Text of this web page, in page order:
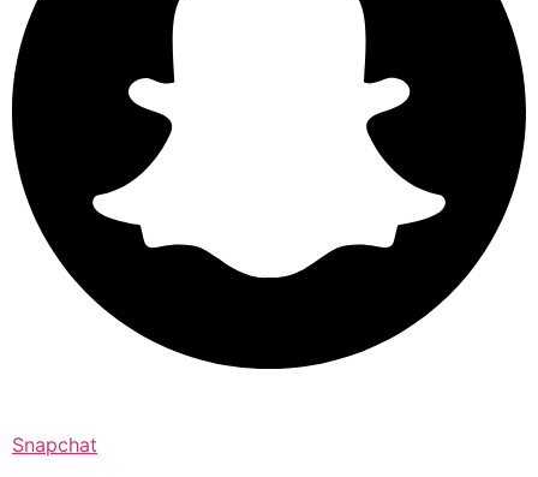
Snapchat